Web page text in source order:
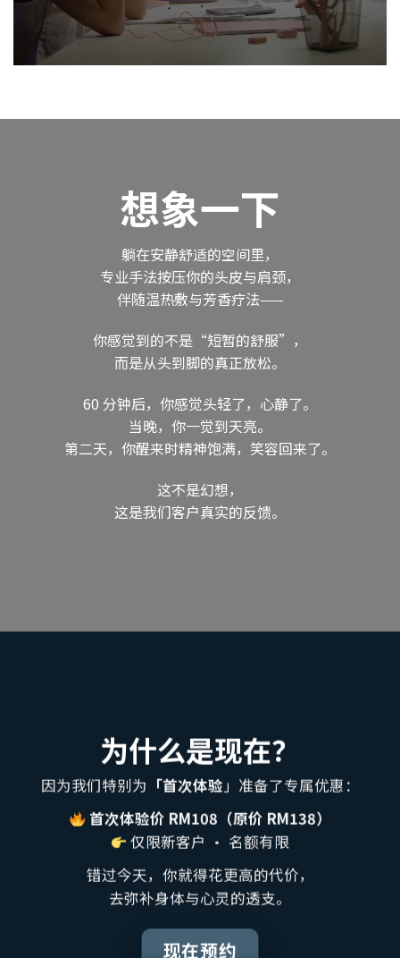
想象一下
躺在安静舒适的空间里，
专业手法按压你的头皮与肩颈，
伴随温热敷与芳香疗法——
你感觉到的不是“短暂的舒服”，
而是从头到脚的真正放松。
60 分钟后，你感觉头轻了，心静了。
当晚，你一觉到天亮。
第二天，你醒来时精神饱满，笑容回来了。
这不是幻想，
这是我们客户真实的反馈。
为什么是现在？
因为我们特别为 「首次体验」准备了专属优惠：
首次体验价 RM108（原价 RM138）
仅限新客户 · 名额有限
错过今天，你就得花更高的代价，
去弥补身体与心灵的透支。
现在预约